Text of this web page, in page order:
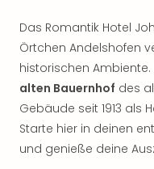
Das Romantik Hotel
Örtchen Andelshofen
historischen
alten Bauernhof des
Gebäude seit 1913 als
Starte hier in deinen
und genieße deine